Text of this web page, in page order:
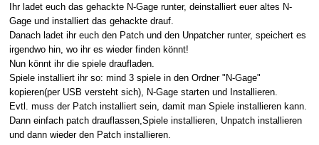
Ihr ladet euch das gehackte N-Gage runter, deinstalliert euer altes N-
Gage und installiert das gehackte drauf.
Danach ladet ihr euch den Patch und den Unpatcher runter, speichert es
irgendwo hin, wo ihr es wieder finden könnt!
Nun könnt ihr die spiele draufladen.
Spiele installiert ihr so: mind 3 spiele in den Ordner "N-Gage"
kopieren(per USB versteht sich), N-Gage starten und Installieren.
Evtl. muss der Patch installiert sein, damit man Spiele installieren kann.
Dann einfach patch drauflassen,Spiele installieren, Unpatch installieren
und dann wieder den Patch installieren.